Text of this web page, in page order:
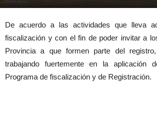
De acuerdo a las actividades que lleva
fiscalización y con el fin de poder invitar a
Provincia a que formen parte del
trabajando fuertemente en la aplicación
Programa de fiscalización y de Registración.